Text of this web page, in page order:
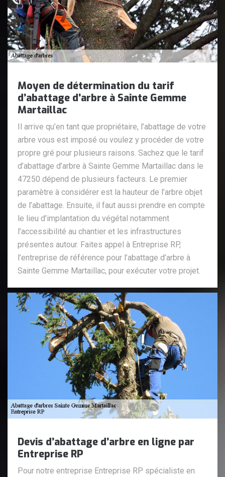
Moyen de détermination du tarif
d’abattage d’arbre à Sainte Gemme
Martaillac
Il arrive qu’en tant que propriétaire, l’abattage de votre
arbre vous est imposé ou voulez y procéder de votre
propre gré pour plusieurs raisons. Sachez que le tarif
d’abattage d’arbre à Sainte Gemme Martaillac dans le
47250 dépend de plusieurs facteurs. Le premier
paramètre à considérer est la hauteur de l’arbre objet
de l’abattage. Ensuite, il faut aussi prendre en compte
le lieu d’implantation du végétal notamment
l’accessibilité au chantier et les infrastructures
présentes autour. Faites appel à Entreprise RP,
l’entreprise de référence pour l’abattage d’arbre à
Sainte Gemme Martaillac, pour exécuter votre projet.
Devis d’abattage d’arbre en ligne par
Entreprise RP
Pour notre entreprise Entreprise RP spécialiste en